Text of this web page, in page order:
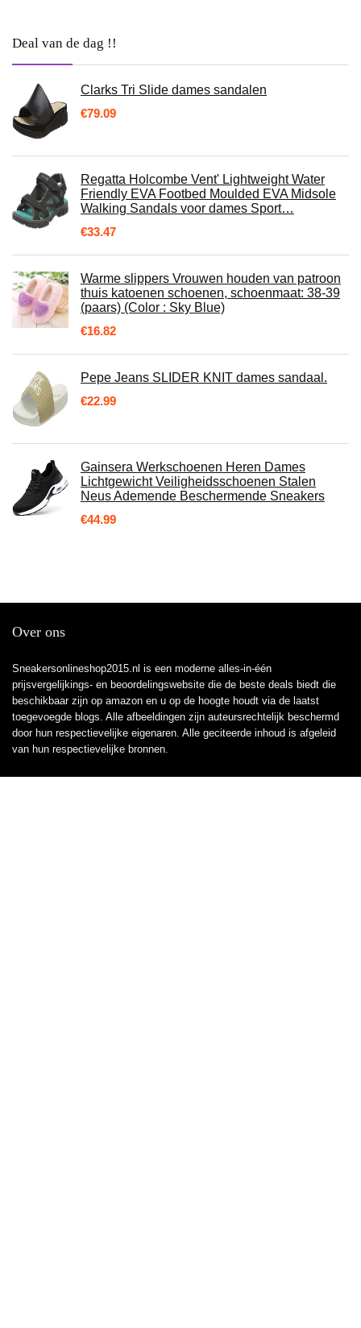
Deal van de dag !!
Clarks Tri Slide dames sandalen
€79.09
Regatta Holcombe Vent' Lightweight Water
Friendly EVA Footbed Moulded EVA Midsole
Walking Sandals voor dames Sport…
€33.47
Warme slippers Vrouwen houden van patroon
thuis katoenen schoenen, schoenmaat: 38-39
(paars) (Color : Sky Blue)
€16.82
Pepe Jeans SLIDER KNIT dames sandaal.
€22.99
Gainsera Werkschoenen Heren Dames
Lichtgewicht Veiligheidsschoenen Stalen
Neus Ademende Beschermende Sneakers
€44.99
Over ons
Sneakersonlineshop2015.nl is een moderne alles-in-één
prijsvergelijkings- en beoordelingswebsite die de beste deals biedt die
beschikbaar zijn op amazon en u op de hoogte houdt via de laatst
toegevoegde blogs. Alle afbeeldingen zijn auteursrechtelijk beschermd
door hun respectievelijke eigenaren. Alle geciteerde inhoud is afgeleid
van hun respectievelijke bronnen.